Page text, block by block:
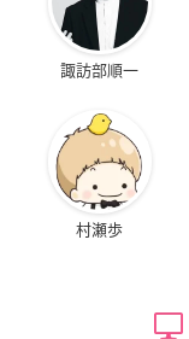
諏訪部順一
村瀬歩